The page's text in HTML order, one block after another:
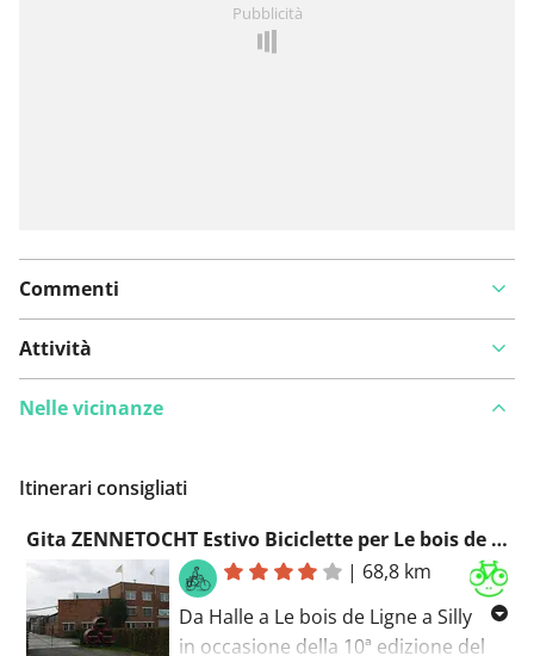
Pubblicità
Commenti
Attività
Nelle vicinanze
Itinerari consigliati
Gita ZENNETOCHT Estivo Biciclette per Le bois de Silly 69 km
| 68,8 km
Da Halle a Le bois de Ligne a Silly
in occasione della 10ª edizione del